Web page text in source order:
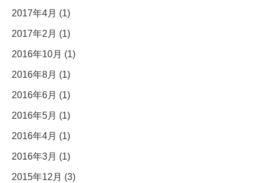
2017年4月 (1)
2017年2月 (1)
2016年10月 (1)
2016年8月 (1)
2016年6月 (1)
2016年5月 (1)
2016年4月 (1)
2016年3月 (1)
2015年12月 (3)